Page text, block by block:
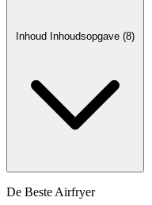
Inhoud Inhoudsopgave (8)
De Beste Airfryer